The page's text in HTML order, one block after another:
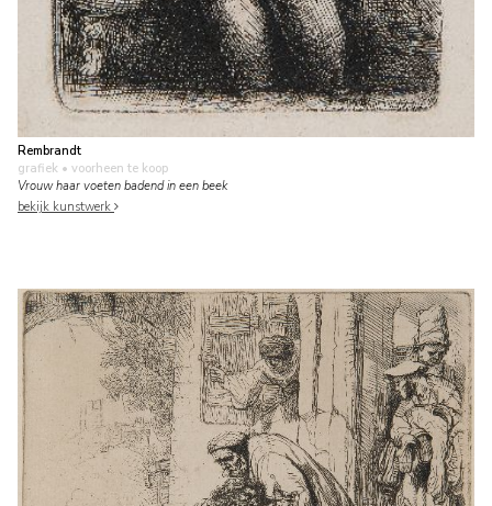
Rembrandt
grafiek • voorheen te koop
Vrouw haar voeten badend in een beek
bekijk kunstwerk